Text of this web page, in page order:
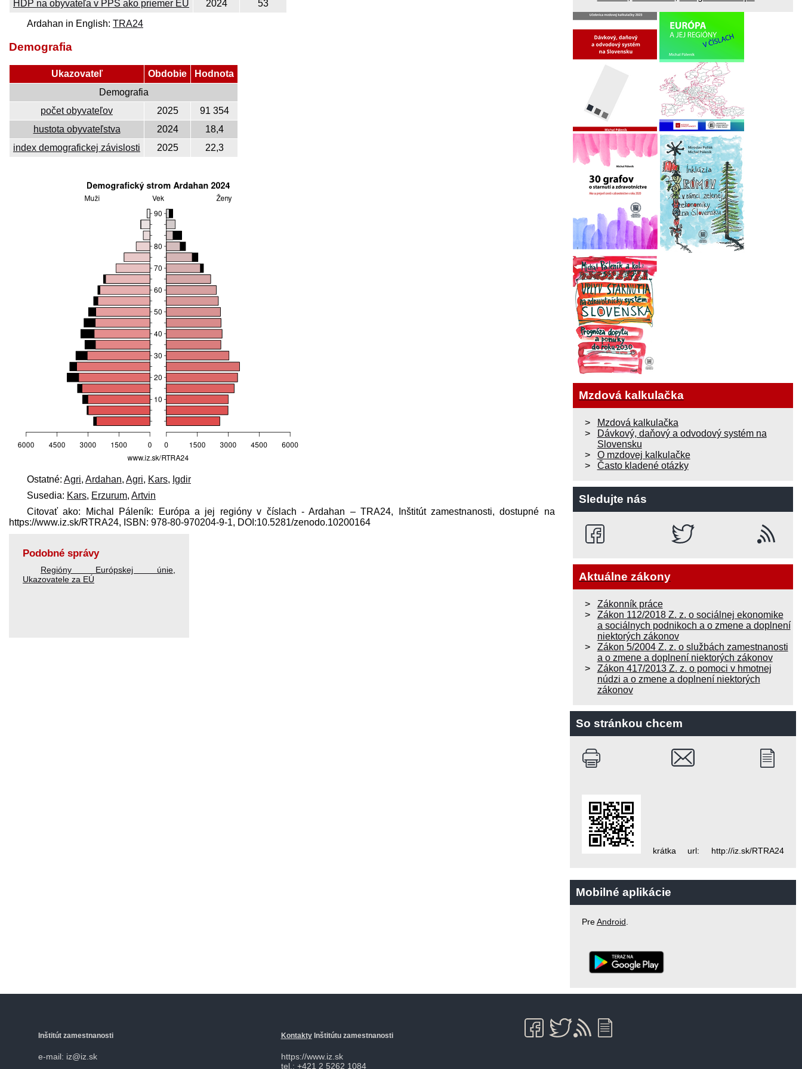
HDP na obyvateľa v PPS ako priemer EÚ 2024
53
Ardahan in English: TRA24
Demografia
Ukazovateľ Obdobie
Hodnota
Demografia
počet obyvateľov
2025
91 354
hustota obyvateľstva
2024
18,4
index demografickej závislosti
2025 22,3
Ostatné: Agri, Ardahan, Agri, Kars, Igdir
Susedia: Kars, Erzurum, Artvin
Citovať ako: Michal Páleník: Európa a jej regióny v číslach - Ardahan – TRA24, Inštitút zamestnanosti, dostupné na
https://www.iz.sk/​RTRA24, ISBN: 978-80-970204-9-1, DOI:10.5281/zenodo.10200164
Podobné správy
Regióny Európskej únie,
Ukazovatele za EÚ
Mzdová kalkulačka
Mzdová kalkulačka
Dávkový, daňový a odvodový systém na
Slovensku
O mzdovej kalkulačke
Často kladené otázky
Sledujte nás
Aktuálne zákony
Zákonník práce
Zákon 112/2018 Z. z. o sociálnej ekonomike
a sociálnych podnikoch a o zmene a doplnení
niektorých zákonov
Zákon 5/2004 Z. z. o službách zamestnanosti
a o zmene a doplnení niektorých zákonov
Zákon 417/2013 Z. z. o pomoci v hmotnej
núdzi a o zmene a doplnení niektorých
zákonov
So stránkou chcem
krátka url: http://iz.sk/RTRA24
Mobilné aplikácie
PreAndroid
Inštitút zamestnanosti
e-mail: iz@iz.sk
KontaktyInštitútu zamestnanosti
https://www.iz.sk
tel.: +421 2 5262 1084